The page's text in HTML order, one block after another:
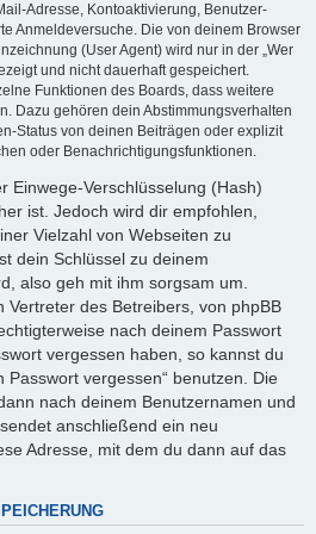
Adresse, Kontoaktivierung, Benutzer-
Anmeldeversuche. Die von deinem Browser
(User Agent) wird nur in der „Wer
und nicht dauerhaft gespeichert.
Funktionen des Boards, dass weitere
Dazu gehören dein Abstimmungsverhalten
Status von deinen Beiträgen oder explizit
oder Benachrichtigungsfunktionen.
Einwege-Verschlüsselung (Hash)
ist. Jedoch wird dir empfohlen,
Vielzahl von Webseiten zu
dein Schlüssel zu deinem
also geh mit ihm sorgsam um.
Vertreter des Betreibers, von phpBB
nach deinem Passwort
vergessen haben, so kannst du
Passwort vergessen“ benutzen. Die
nach deinem Benutzernamen und
anschließend ein neu
Adresse, mit dem du dann auf das